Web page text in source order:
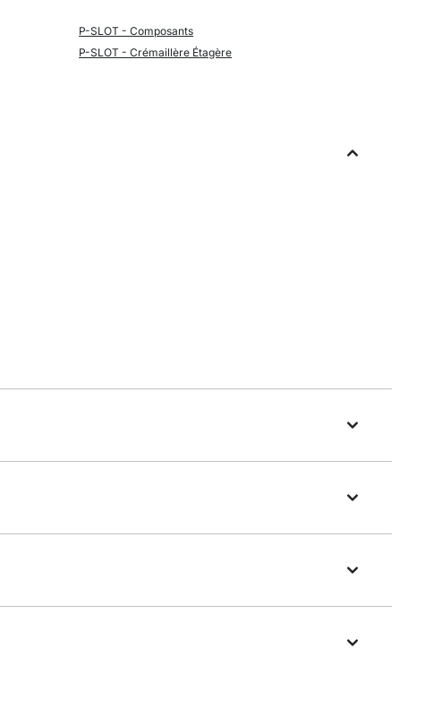
P-SLOT - Composants
P-SLOT - Crémaillère Étagère